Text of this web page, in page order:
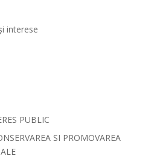
interese
PUBLIC
SI PROMOVAREA